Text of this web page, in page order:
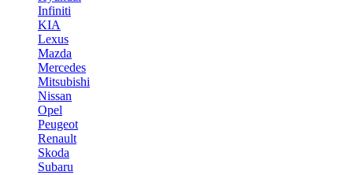
Infiniti
KIA
Lexus
Mazda
Mercedes
Mitsubishi
Nissan
Opel
Peugeot
Renault
Skoda
Subaru